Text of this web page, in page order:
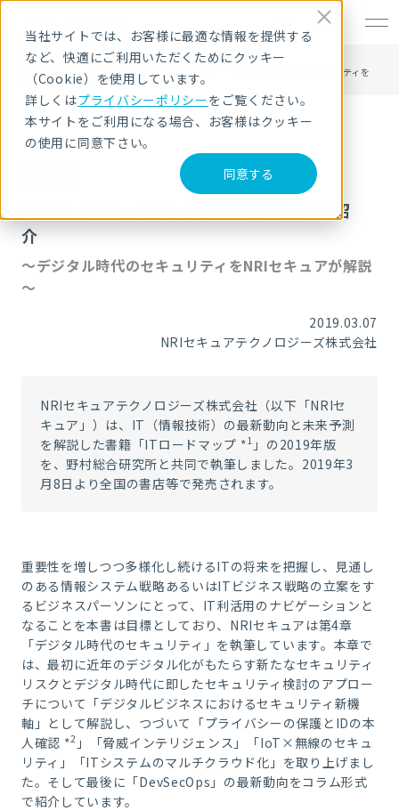
当社サイトでは、お客様に最適な情報を提供する
など、快適にご利用いただくためにクッキー
（Cookie）を使用しています。
詳しくはプライバシーポリシーをご覧ください。
本サイトをご利用になる場合、お客様はクッキー
の使用に同意下さい。
同意する
HOME
ニュース・トピックス
新刊本「ITロードマップ 2019年版」のご紹介 ～デジタル時代のセキュリティを
NRIセキュアが解説～
新刊本「ITロードマップ 2019年版」のご紹
介
～デジタル時代のセキュリティをNRIセキュアが解説
～
2019.03.07
NRIセキュアテクノロジーズ株式会社
NRIセキュアテクノロジーズ株式会社（以下「NRIセ
キュア」）は、IT（情報技術）の最新動向と未来予測
を解説した書籍「ITロードマップ *1 」の2019年版
を、野村総合研究所と共同で執筆しました。2019年3
月8日より全国の書店等で発売されます。
重要性を増しつつ多様化し続けるITの将来を把握し、見通し
のある情報システム戦略あるいはITビジネス戦略の立案をす
るビジネスパーソンにとって、IT利活用のナビゲーションと
なることを本書は目標としており、NRIセキュアは第4章
「デジタル時代のセキュリティ」を執筆しています。本章で
は、最初に近年のデジタル化がもたらす新たなセキュリティ
リスクとデジタル時代に即したセキュリティ検討のアプロー
チについて「デジタルビジネスにおけるセキュリティ新機
軸」として解説し、つづいて「プライバシーの保護とIDの本
人確認 *2 」「脅威インテリジェンス」「IoT×無線のセキュ
リティ」「ITシステムのマルチクラウド化」を取り上げまし
た。そして最後に「DevSecOps」の最新動向をコラム形式
で紹介しています。